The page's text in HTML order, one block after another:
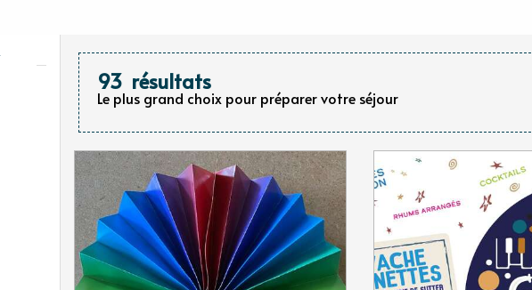
93 résultats
Le plus grand choix pour préparer votre séjour